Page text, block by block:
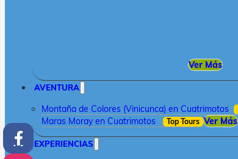
Ver Más
AVENTURA
Montaña de Colores (Vinicunca) en Cuatrimotos
Maras Moray en Cuatrimotos
Top Tours Ver Más
EXPERIENCIAS